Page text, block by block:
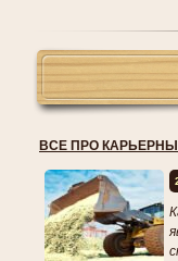
ВСЕ ПРО